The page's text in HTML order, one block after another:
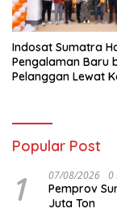
Indosat Sumatra
Pengalaman Baru
Pelanggan Lewat
Popular Post
1 07/08/2026 0
Pemprov
Juta Ton